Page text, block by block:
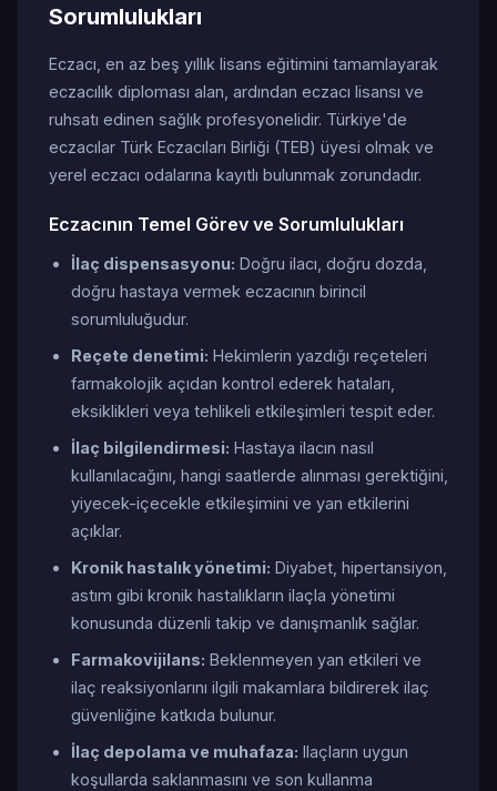
Sorumlulukları
Eczacı, en az beş yıllık lisans eğitimini tamamlayarak
eczacılık diploması alan, ardından eczacı lisansı ve
ruhsatı edinen sağlık profesyonelidir. Türkiye'de
eczacılar Türk Eczacıları Birliği (TEB) üyesi olmak ve
yerel eczacı odalarına kayıtlı bulunmak zorundadır.
Eczacının Temel Görev ve Sorumlulukları
İlaç dispensasyonu: Doğru ilacı, doğru dozda,
doğru hastaya vermek eczacının birincil
sorumluluğudur.
Reçete denetimi: Hekimlerin yazdığı reçeteleri
farmakolojik açıdan kontrol ederek hataları,
eksiklikleri veya tehlikeli etkileşimleri tespit eder.
İlaç bilgilendirmesi: Hastaya ilacın nasıl
kullanılacağını, hangi saatlerde alınması gerektiğini,
yiyecek-içecekle etkileşimini ve yan etkilerini
açıklar.
Kronik hastalık yönetimi: Diyabet, hipertansiyon,
astım gibi kronik hastalıkların ilaçla yönetimi
konusunda düzenli takip ve danışmanlık sağlar.
Farmakovijilans: Beklenmeyen yan etkileri ve
ilaç reaksiyonlarını ilgili makamlara bildirerek ilaç
güvenliğine katkıda bulunur.
İlaç depolama ve muhafaza: Ilaçların uygun
koşullarda saklanmasını ve son kullanma